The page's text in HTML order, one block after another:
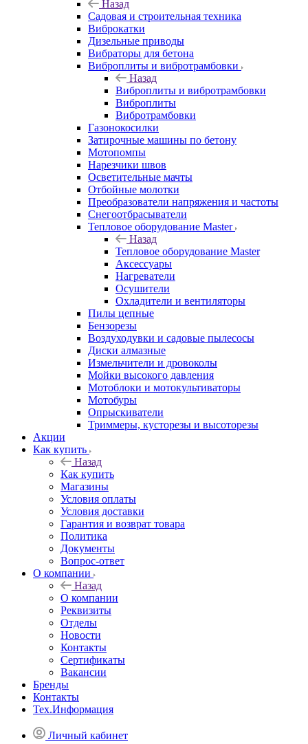
Назад
Садовая и строительная техника
Виброкатки
Дизельные приводы
Вибраторы для бетона
Виброплиты и вибротрамбовки
Назад
Виброплиты и вибротрамбовки
Виброплиты
Вибротрамбовки
Газонокосилки
Затирочные машины по бетону
Мотопомпы
Нарезчики швов
Осветительные мачты
Отбойные молотки
Преобразователи напряжения и частоты
Снегоотбрасыватели
Тепловое оборудование Master
Назад
Тепловое оборудование Master
Аксессуары
Нагреватели
Осушители
Охладители и вентиляторы
Пилы цепные
Бензорезы
Воздуходувки и садовые пылесосы
Диски алмазные
Измельчители и дровоколы
Мойки высокого давления
Мотоблоки и мотокультиваторы
Мотобуры
Опрыскиватели
Триммеры, кусторезы и высоторезы
Акции
Как купить
Назад
Как купить
Магазины
Условия оплаты
Условия доставки
Гарантия и возврат товара
Политика
Документы
Вопрос-ответ
О компании
Назад
О компании
Реквизиты
Отделы
Новости
Контакты
Сертификаты
Вакансии
Бренды
Контакты
Тех.Информация
Личный кабинет